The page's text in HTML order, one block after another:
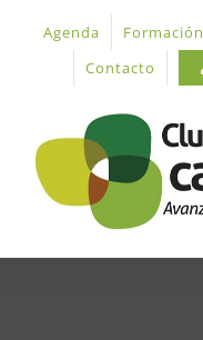
contenido
Agenda Formación
Contacto